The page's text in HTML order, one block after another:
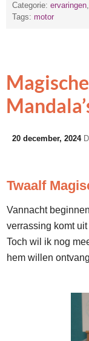
Categorie: ervaringen,
Tags: motor
20 december, 2024
Twaalf
Vannacht
verrassing komt
Toch wil ik nog
hem willen